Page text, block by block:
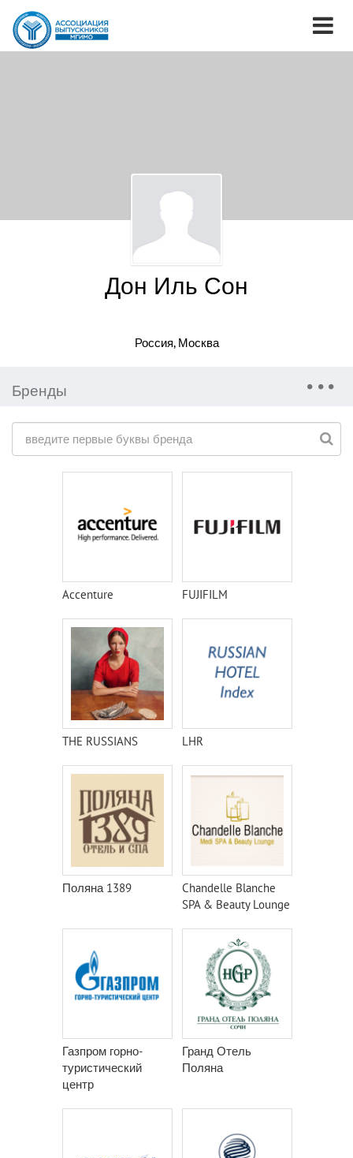
Дон Иль Сон
Россия, Москва
Бренды
Accenture FUJIFILM
THE RUSSIANS LHR
Поляна 1389
Chandelle Blanche
SPA & Beauty Lounge
Газпром горно-
туристический
центр
Гранд Отель
Поляна